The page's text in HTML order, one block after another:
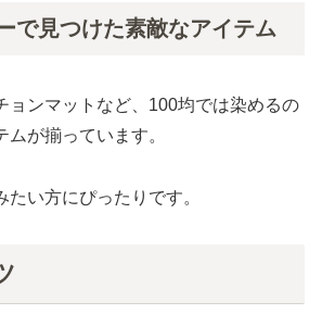
で見つけた素敵なアイテム
ョンマットなど、100均では染めるの
が揃っています。
たい方にぴったりです。